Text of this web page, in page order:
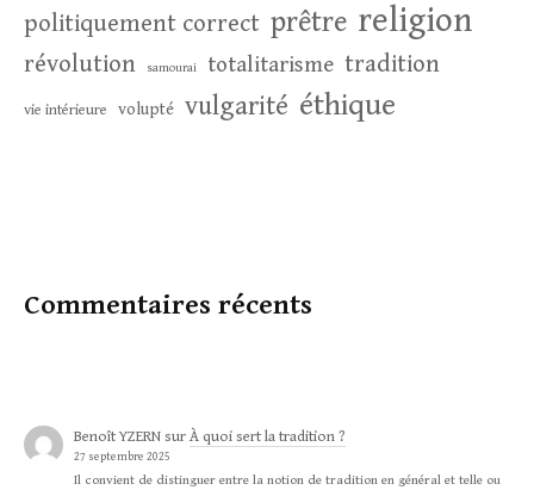
politiquement correct prêtre religion
révolution samourai totalitarisme tradition
vie intérieure volupté vulgarité éthique
Commentaires récents
Benoît YZERN surÀ quoi sert la tradition ?
27 septembre 2025
Il convient de distinguer entre la notion de tradition en général et telle ou